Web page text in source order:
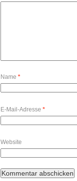
Name *
E-Mail-Adresse *
Website